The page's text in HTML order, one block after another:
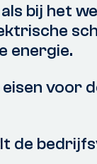
bij het
energie.
voor
de